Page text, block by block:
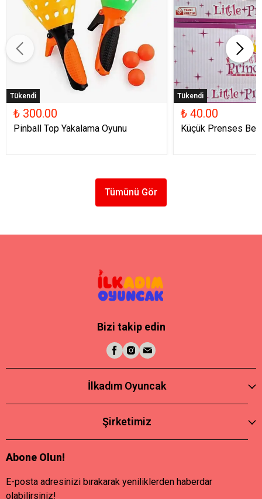
Tükendi
₺ 300.00
Pinball Top Yakalama Oyunu
Tükendi
₺ 40.00
Küçük Prenses
Tümünü Gör
Bizi takip edin
İlkadım Oyuncak
Şirketimiz
Abone Olun!
E-posta adresinizi bırakarak yeniliklerden haberdar
olabilirsiniz!